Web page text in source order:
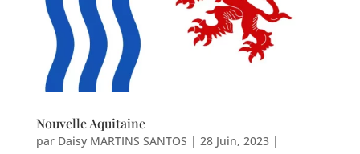
Nouvelle Aquitaine
par Daisy MARTINS SANTOS | 28 Juin, 2023|